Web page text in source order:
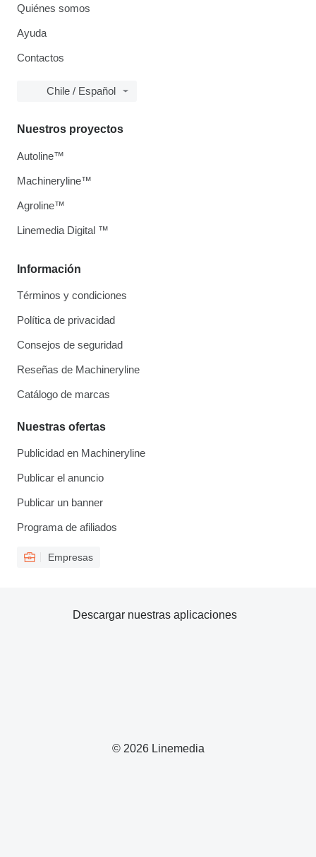
Quiénes somos
Ayuda
Contactos
Chile / Español
Información
Términos y condiciones
Política de privacidad
Consejos de seguridad
Reseñas de Machineryline
Catálogo de marcas
Nuestras ofertas
Publicidad en Machineryline
Publicar el anuncio
Publicar un banner
Programa de afiliados
Empresas
Nuestros proyectos
Autoline™
Machineryline™
Agroline™
Linemedia Digital ™
© 2026 Linemedia
Descargar nuestras aplicaciones